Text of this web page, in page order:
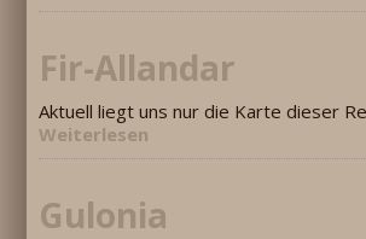
Fir-Allandar
Aktuell liegt uns nur die Karte dieser
Weiterlesen
Gulonia